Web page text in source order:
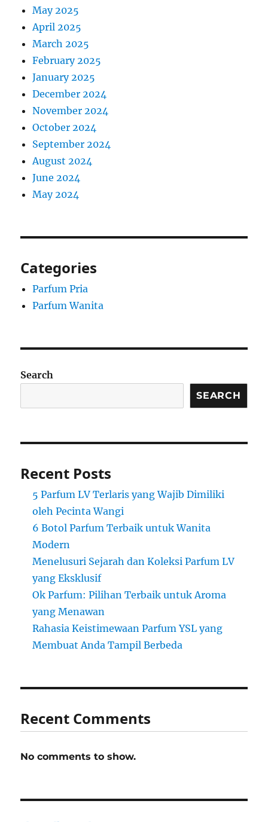
May 2025
April 2025
March 2025
February 2025
January 2025
December 2024
November 2024
October 2024
September 2024
August 2024
June 2024
May 2024
Categories
Parfum Pria
Parfum Wanita
Search
SEARCH
Recent Posts
5 Parfum LV Terlaris yang Wajib Dimiliki
oleh Pecinta Wangi
6 Botol Parfum Terbaik untuk Wanita
Modern
Menelusuri Sejarah dan Koleksi Parfum LV
yang Eksklusif
Ok Parfum: Pilihan Terbaik untuk Aroma
yang Menawan
Rahasia Keistimewaan Parfum YSL yang
Membuat Anda Tampil Berbeda
Recent Comments
No comments to show.